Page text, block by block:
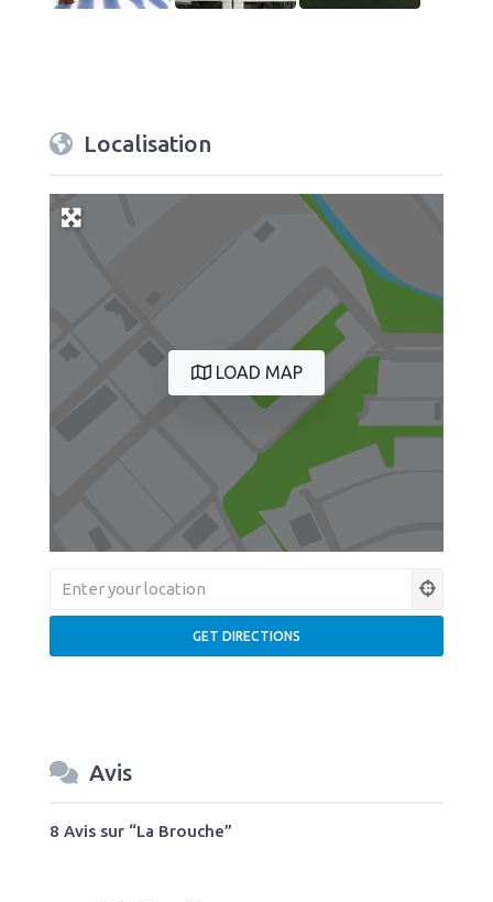
Localisation
LOAD MAP
Avis
8 Avis sur “La Brouche”